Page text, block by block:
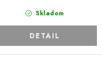
Skladom
DETAIL